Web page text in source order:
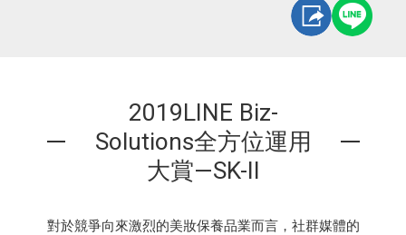
2019LINE Biz-
Solutions全方位運用
大賞—SK-II
對於競爭向來激烈的美妝保養品業而言，社群媒體的